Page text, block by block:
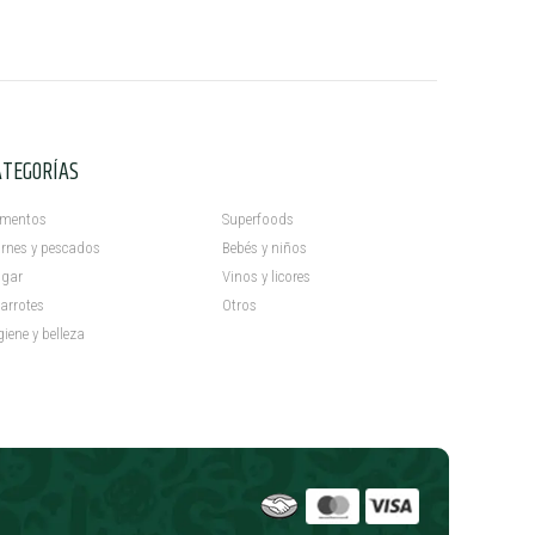
y pescados
y belleza
Superfoods
Bebés y niños
Vinos y licores
Otros